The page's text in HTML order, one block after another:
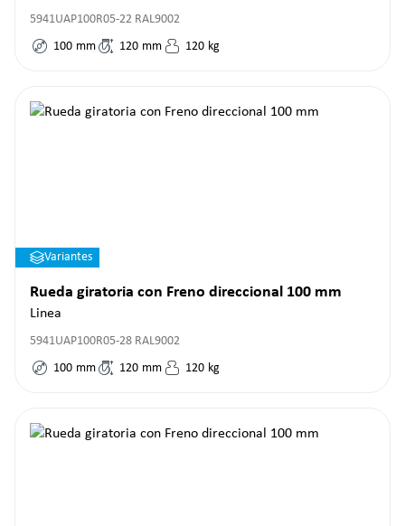
5941UAP100R05-22 RAL9002
100 mm 120 mm 120 kg
Variantes
Rueda giratoria con Freno direccional 100 mm
Linea
5941UAP100R05-28 RAL9002
100 mm 120 mm 120 kg